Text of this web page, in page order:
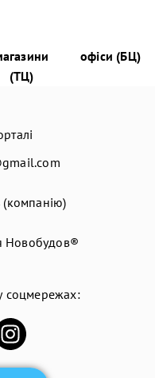
(ТЦ)
офіси (БЦ)
(компанію)
Новобудов®
соцмережах: